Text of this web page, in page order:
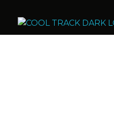
Cool Track Air Condition Trading LLC
Perfect Track of Comfort & Cool